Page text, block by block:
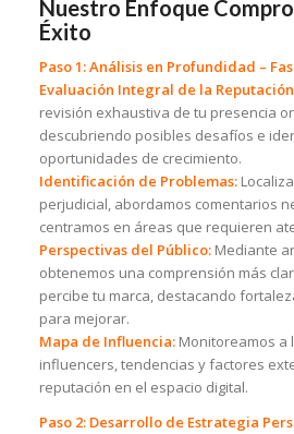
Nuestro Enfoque
Éxito
Paso 1: Análisis en Profundidad –
Evaluación Integral de la
revisión exhaustiva de tu presencia
descubriendo posibles desafíos e
oportunidades de crecimiento.
Identificación de Problemas:
perjudicial, abordamos comentarios
centramos en áreas que requieren
Perspectivas del Público:Mediante
obtenemos una comprensión más
percibe tu marca, destacando
para mejorar.
Mapa de Influencia:Monitoreamos a
influencers, tendencias y factores
reputación en el espacio digital.
Paso 2: Desarrollo de Estrategia